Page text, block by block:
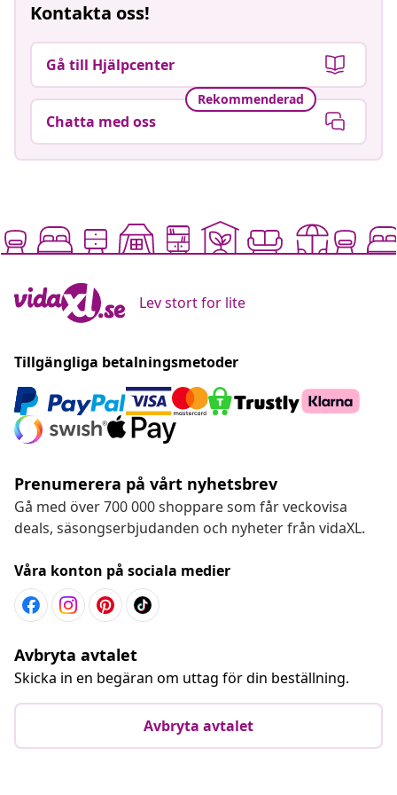
Kontakta oss!
Gå till Hjälpcenter
Rekommenderad
Chatta med oss
Lev stort for lite
Tillgängliga betalningsmetoder
Prenumerera på vårt nyhetsbrev
Gå med över 700 000 shoppare som får veckovisa
deals, säsongserbjudanden och nyheter från vidaXL.
Våra konton på sociala medier
Avbryta avtalet
Skicka in en begäran om uttag för din beställning.
Avbryta avtalet